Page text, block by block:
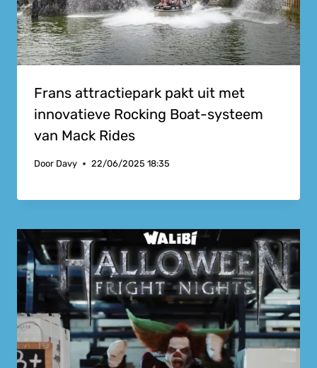
Frans attractiepark pakt uit met
innovatieve Rocking Boat-systeem
van Mack Rides
Door Davy 22/06/2025 18:35